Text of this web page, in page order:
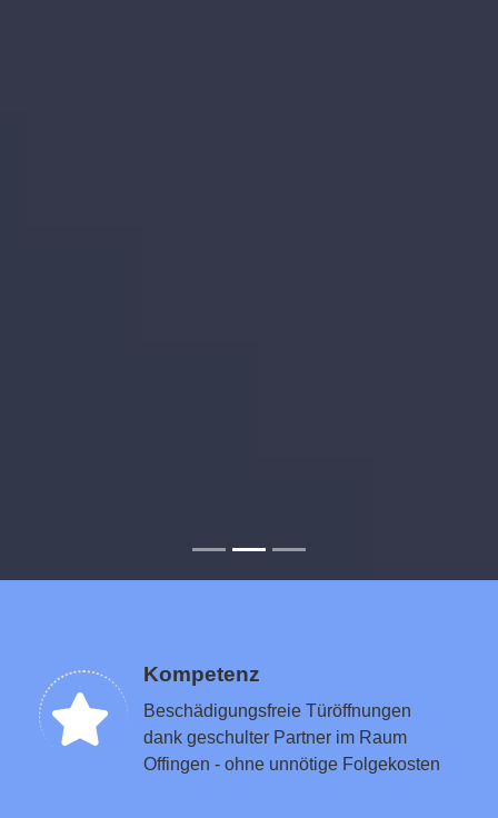
Kompetenz
Beschädigungsfreie Türöffnungen
dank geschulter Partner im Raum
Offingen - ohne unnötige Folgekosten